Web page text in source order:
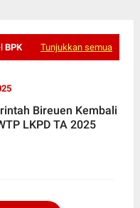
BPK Tunjukkan semua
Bireuen Kembali
LKPD TA 2025